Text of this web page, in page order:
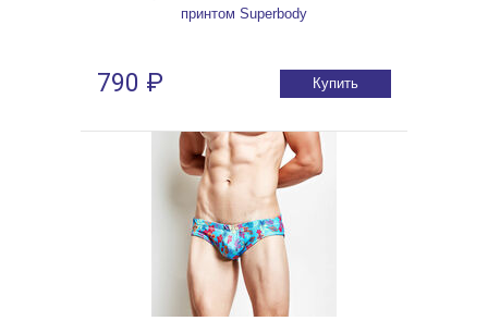
принтом Superbody
790 ₽ Купить